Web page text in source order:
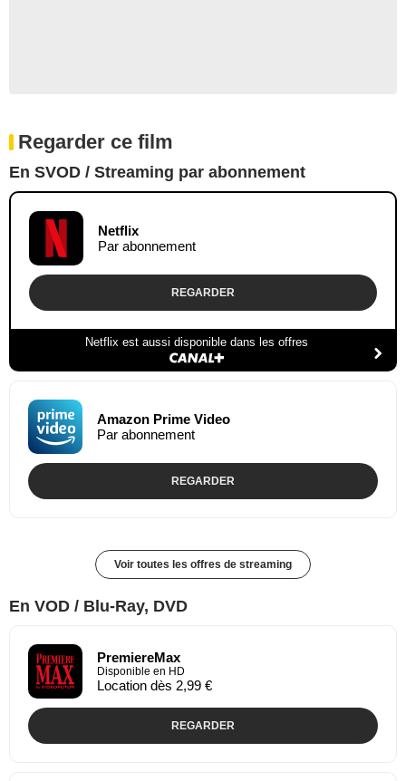
Regarder ce film
En SVOD / Streaming par abonnement
Netflix
Par abonnement
REGARDER
Netflix est aussi disponible dans les offres
Amazon Prime Video
Par abonnement
REGARDER
Voir toutes les offres de streaming
En VOD / Blu-Ray, DVD
PremiereMax
Disponible en HD
Location dès 2,99 €
REGARDER